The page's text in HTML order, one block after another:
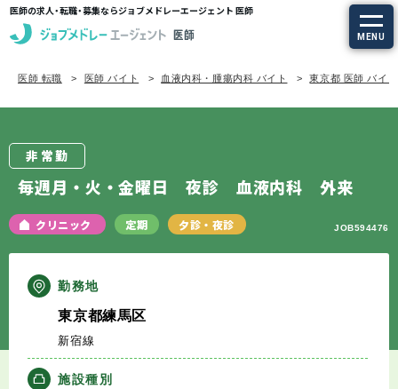
医師の求人・転職・募集ならジョブメドレーエージェント 医師
MENU
求人を探す
定期非常勤の求人
特集から探す
エージェントサービス
エージェントサービスTOP
サービスの流れ
医師 転職 医師 バイト 血液内科・腫瘍内科 バイト 東京都 医師 バイト
非常勤
毎週月・火・金曜日 夜診 血液内科 外来
クリニック 定期 夕診・夜診 JOB594476
勤務地
東京都練馬区
新宿線
施設種別